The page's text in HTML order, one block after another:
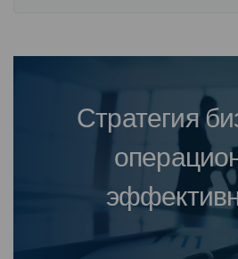
Стратегия